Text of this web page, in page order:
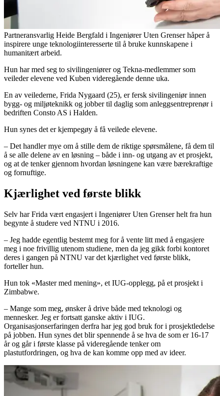
Partneransvarlig Heide Bergfald i Ingeniører Uten Grenser håper å
inspirere unge teknologiinteresserte til å bruke kunnskapene i
humanitært arbeid.
Hun har med seg to sivilingeniører og Tekna-medlemmer som
veileder elevene ved Kuben videregående denne uka.
En av veilederne, Frida Nygaard (25), er fersk sivilingeniør innen
bygg- og miljøteknikk og jobber til daglig som anleggsentreprenør i
bedriften Consto AS i Halden.
Hun synes det er kjempegøy å få veilede elevene.
– Det handler mye om å stille dem de riktige spørsmålene, få dem til
å se alle delene av en løsning – både i inn- og utgang av et prosjekt,
og at de tenker gjennom hvordan løsningene kan være bærekraftige
og fornuftige.
Kjærlighet ved første blikk
Selv har Frida vært engasjert i Ingeniører Uten Grenser helt fra hun
begynte å studere ved NTNU i 2016.
– Jeg hadde egentlig bestemt meg for å vente litt med å engasjere
meg i noe frivillig utenom studiene, men da jeg gikk forbi kontoret
deres i gangen på NTNU var det kjærlighet ved første blikk,
forteller hun.
Hun tok «Master med mening», et IUG-opplegg, på et prosjekt i
Zimbabwe.
– Mange som meg, ønsker å drive både med teknologi og
mennesker. Jeg er fortsatt ganske aktiv i IUG.
Organisasjonserfaringen derfra har jeg god bruk for i prosjektledelse
på jobben. Hun synes det blir spennende å se hva de som er 16-17
år og går i første klasse på videregående tenker om
plastutfordringen, og hva de kan komme opp med av ideer.